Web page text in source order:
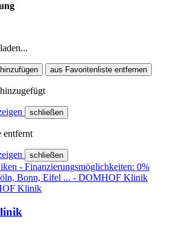
aus Favoritenliste entfernen
schließen
entfernt
schließen